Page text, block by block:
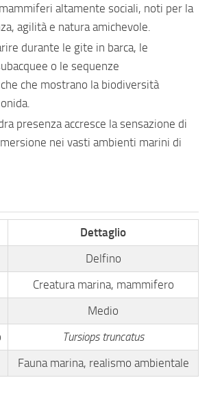
altamente sociali, noti per la
agilità e natura amichevole.
durante le gite in barca, le
o le sequenze
che mostrano la biodiversità
presenza accresce la sensazione di
nei vasti ambienti marini di
Dettaglio
Delfino
Creatura marina, mammifero
Medio
Tursiops truncatus
Fauna marina, realismo ambientale